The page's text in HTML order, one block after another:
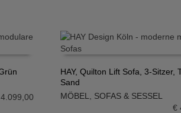
4.099,00
IN DEN WARENKORB
HAY, Quilton Lift Sofa, 3-Sitzer,
Sand
MÖBEL
SOFAS & SESSEL
€